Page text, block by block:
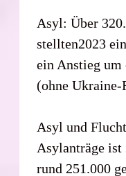
Asyl: Über
stellten2023
ein Anstieg um
(ohne
Asyl und
Asylanträge
rund 251.000